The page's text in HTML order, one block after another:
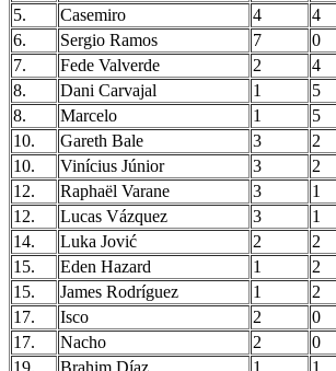
5.
Casemiro 4 4
6.
Sergio Ramos 7 0
7.
Fede Valverde 2 4
8.
Dani Carvajal 1 5
8.
Marcelo 1 5
10.
Gareth Bale 3 2
10.
Vinícius Júnior 3 2
12.
Raphaël Varane 3 1
12.
Lucas Vázquez 3 1
14.
Luka Jović 2 2
15.
Eden Hazard 1 2
15.
James Rodríguez 1 2
17.
Isco 2 0
17.
Nacho 2 0
19.
Brahim Díaz 1 1